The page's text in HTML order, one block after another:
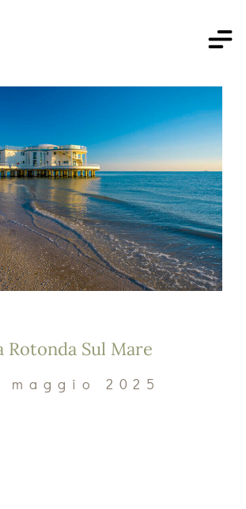
Rotonda Sul Mare
maggio 2025